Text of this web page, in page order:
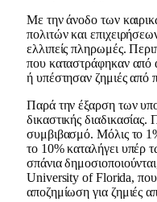
Με την άνοδο των
πολιτών και
ελλιπείς πληρωμές.
που καταστράφηκαν από
ή υπέστησαν ζημιές από
Παρά την έξαρση των
δικαστικής
συμβιβασμό. Μόλις το
το 10% καταλήγει υπέρ
σπάνια
University of Florida, που
αποζημίωση για ζημιές